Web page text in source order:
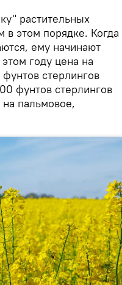
растительных
этом порядке. Когда
ему начинают
году цена на
стерлингов
фунтов стерлингов
пальмовое,